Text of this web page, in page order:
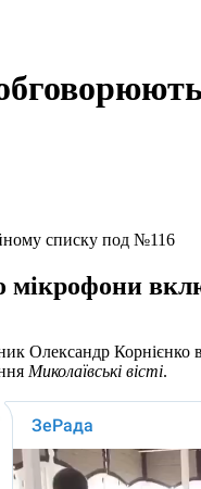
списку под №116
Олександр Корнієнко в
Миколаївські вісті.